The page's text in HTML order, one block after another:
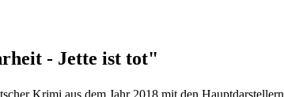
- Jette ist tot"
Krimi aus dem Jahr 2018 mit den Hauptdarstellern